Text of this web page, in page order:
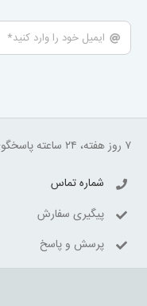
۷ روز هفته، ۲۴ ساعته پاسخگوی شما هستیم.
شماره تماس
پیگیری سفارش
پرسش و پاسخ